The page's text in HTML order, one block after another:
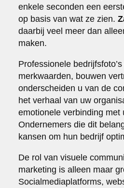
enkele seconden een
op basis van wat ze zien.
daarbij veel meer dan
maken.
Professionele
merkwaarden, bouwen
onderscheiden u van de
het verhaal van uw
emotionele verbinding met
Ondernemers die dit
kansen om hun bedrijf
De rol van visuele
marketing is alleen maar
Socialmediaplatforms,